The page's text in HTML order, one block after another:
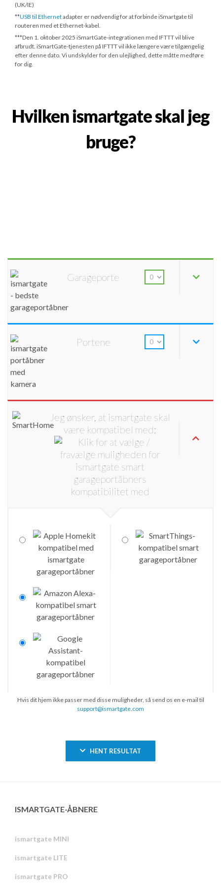
(UK/IE)
**USB til Ethernetadapter er nødvendig for at forbinde iSmartgate til
routeren med et Ethernet-kabel.
***Den 1. oktober 2025 iSmartGate-integrationen med IFTTT vil blive
afbrudt. iSmartGate-tjenesten på IFTTT vil ikke længere være tilgængelig
efter denne dato. Vi undskylder for den ulejlighed, dette måtte medføre
for dig.
Hvilken ismartgate skal jeg
bruge?
Garageporte
Portene
Jeg ønsker, at ismartgate skal
være kompatibel med:
Hvis dit hjem ikke passer med disse muligheder, så send os en e-mail til
support@ismartgate.com
HENT RESULTAT
ISMARTGATE-ÅBNERE
ismartgate MINI
ismartgate LITE
ismartgate PRO